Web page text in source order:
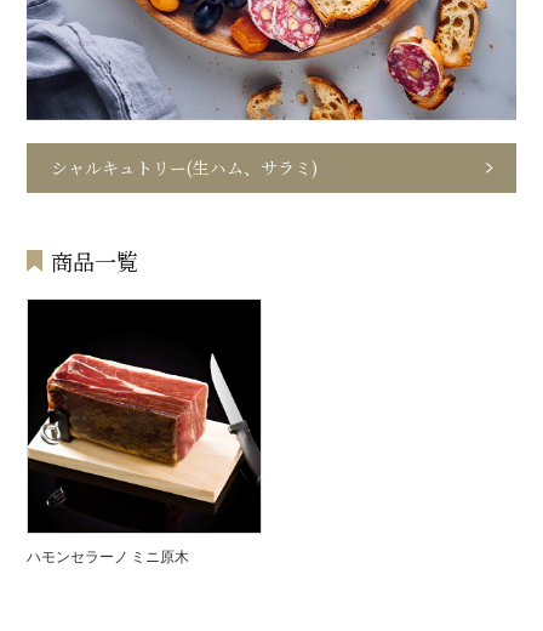
シャルキュトリー(生ハム、サラミ)
商品一覧
ハモンセラーノ ミニ原木